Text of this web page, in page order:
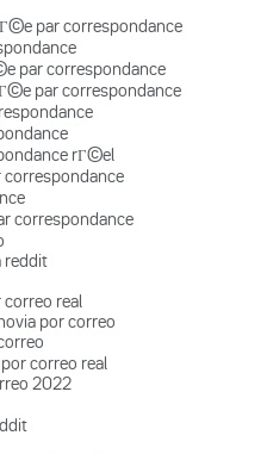
par correspondance
par correspondance
par correspondance
rГ©el
correspondance
reddit
real
por correo
correo real
2022